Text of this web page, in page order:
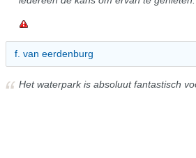
f. van eerdenburg
Het waterpark is absoluut fantastisch